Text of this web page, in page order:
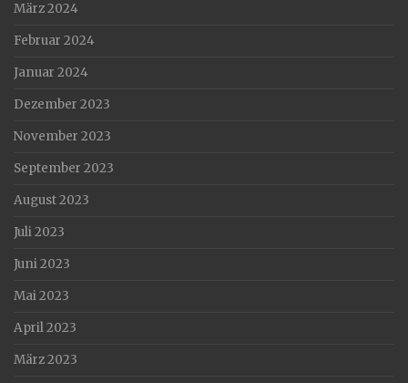
März 2024
Februar 2024
Januar 2024
Dezember 2023
November 2023
September 2023
August 2023
Juli 2023
Juni 2023
Mai 2023
April 2023
März 2023